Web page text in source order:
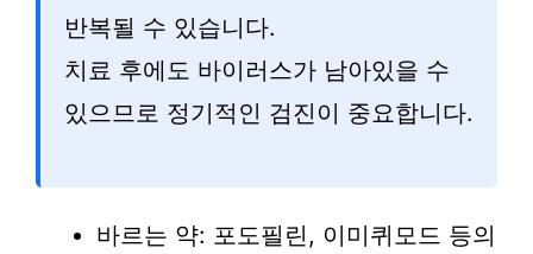
반복될 수 있습니다.
치료 후에도 바이러스가 남아있을 수
있으므로 정기적인 검진이 중요합니다.
바르는 약: 포도필린, 이미퀴모드 등의